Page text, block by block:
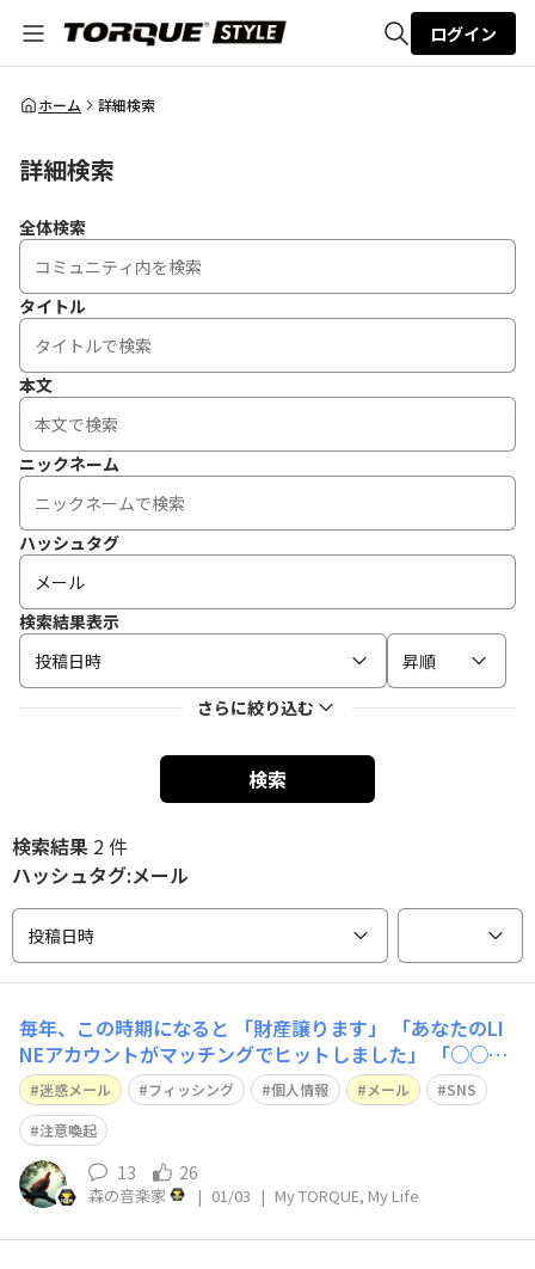
全体検索
ログイン
ホーム 詳細検索
詳細検索
全体検索
タイトル
本文
ニックネーム
ハッシュタグ
検索結果表示
投稿日時
昇順
さらに絞り込む
検索
検索結果 2 件
ハッシュタグ:メール
投稿日時
毎年、この時期になると 「財産譲ります」 「あなたのLI
NEアカウントがマッチングでヒットしました」 「○○○
○(有名芸能人名)なんだけど、…」 といったメールが、な
ぜかよく飛んできます。💣️ その度に迷惑メール報告と削
除をするのですが、敵も然る者、アドレスを変えてまた送
りつけてきます。もちろん、
迷惑メール フィッシング 個人情報 メール
SNS
注意喚起
13 26
森の音楽家 | 01/03 | My TORQUE, My Life